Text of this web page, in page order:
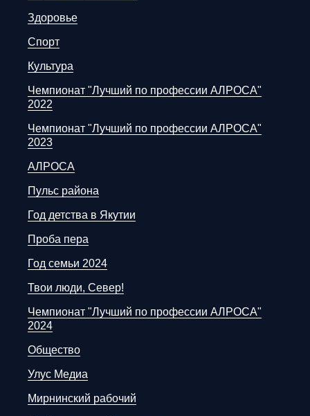
Здоровье
Спорт
Культура
Чемпионат "Лучший по профессии АЛРОСА"
2022
Чемпионат "Лучший по профессии АЛРОСА"
2023
АЛРОСА
Пульс района
Год детства в Якутии
Проба пера
Год семьи 2024
Твои люди, Север!
Чемпионат "Лучший по профессии АЛРОСА"
2024
Общество
Улус Медиа
Мирнинский рабочий